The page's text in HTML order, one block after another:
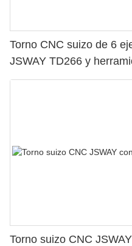
Torno CNC suizo de 6
JSWAY TD266 y
Torno suizo CNC